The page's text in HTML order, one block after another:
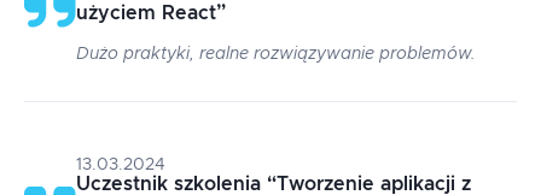
użyciem React”
Dużo praktyki, realne rozwiązywanie problemów.
13.03.2024
Uczestnik szkolenia “Tworzenie aplikacji z